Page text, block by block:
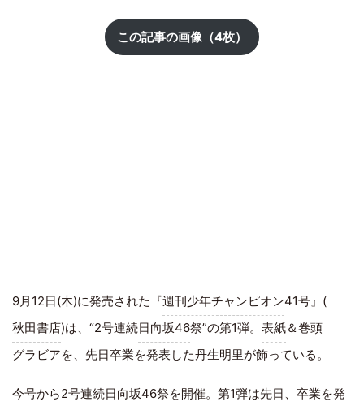
この記事の画像（4枚）
9月12日(木)に発売された『週刊少年チャンピオン41号』(
秋田書店)は、“2号連続日向坂46祭”の第1弾。 表紙＆巻頭
グラビアを、先日卒業を発表した丹生明里が飾っている。
今号から2号連続日向坂46祭を開催。第1弾は先日、卒業を発